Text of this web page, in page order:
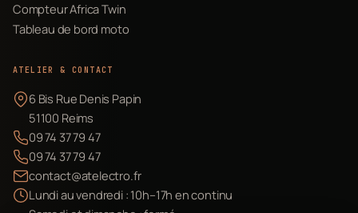
Compteur Africa Twin
Tableau de bord moto
ATELIER & CONTACT
6 Bis Rue Denis Papin
51100 Reims
09 74 37 79 47
09 74 37 79 47
contact@atelectro.fr
Lundi au vendredi : 10h–17h en continu